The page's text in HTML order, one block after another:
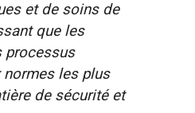
et de soins de
que les
processus
normes les plus
de sécurité et